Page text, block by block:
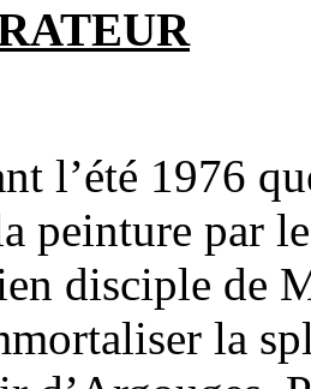
l’été 1976
peinture par
disciple de
la